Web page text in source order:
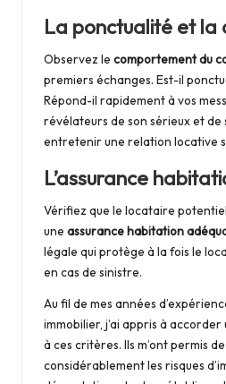
La ponctualité et la
Observez le comportement du
premiers échanges. Est-il
Répond-il rapidement à vos
révélateurs de son sérieux et de
entretenir une relation locative
L’assurance
Vérifiez que le locataire
une assurance habitation
légale qui protège à la fois le
en cas de sinistre.
Au fil de mes années
immobilier, j’ai appris à
à ces critères. Ils m’ont permis
considérablement les risques